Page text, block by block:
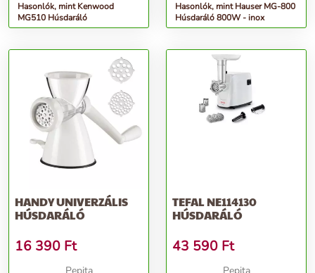
Hasonlók, mint Kenwood
MG510 Húsdaráló
Hasonlók, mint Hauser MG-800
Húsdaráló 800W - inox
HANDY UNIVERZÁLIS
HÚSDARÁLÓ
16 390 Ft
TEFAL NE114130
HÚSDARÁLÓ
43 590 Ft